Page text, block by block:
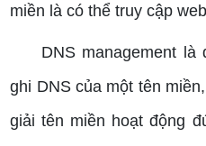
miền là có thể truy cập
DNS management là
ghi DNS của một tên
giải tên miền hoạt động